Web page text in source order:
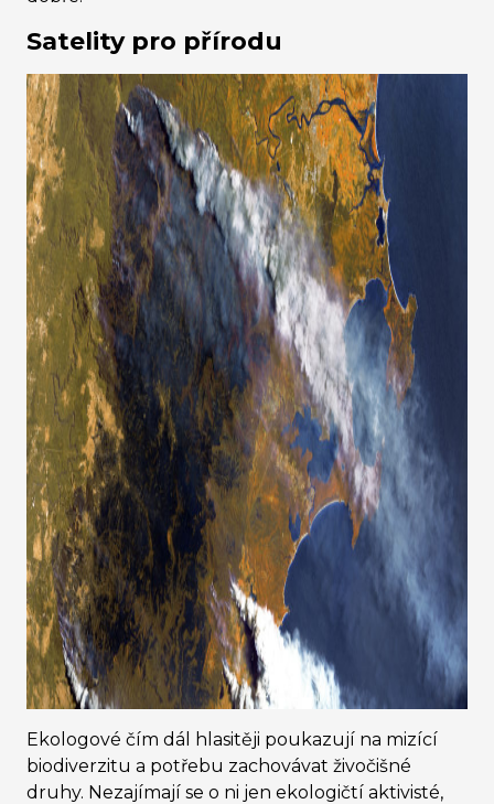
Satelity pro přírodu
Ekologové čím dál hlasitěji poukazují na mizící
biodiverzitu a potřebu zachovávat živočišné
druhy. Nezajímají se o ni jen ekologičtí aktivisté,